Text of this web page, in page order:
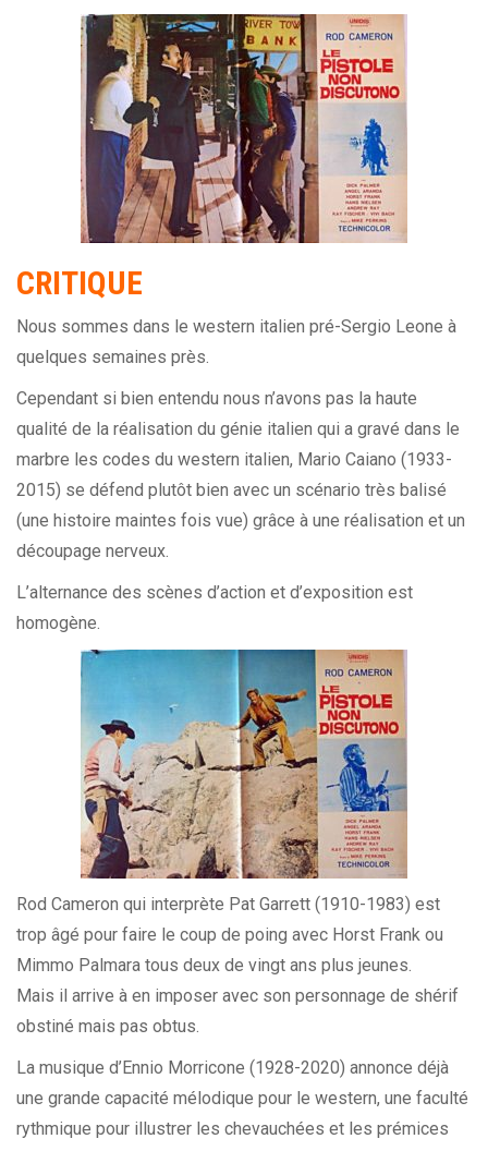
CRITIQUE
Nous sommes dans le western italien pré-Sergio Leone à
quelques semaines près.
Cependant si bien entendu nous n’avons pas la haute
qualité de la réalisation du génie italien qui a gravé dans le
marbre les codes du western italien, Mario Caiano (1933-
2015) se défend plutôt bien avec un scénario très balisé
(une histoire maintes fois vue) grâce à une réalisation et un
découpage nerveux.
L’alternance des scènes d’action et d’exposition est
homogène.
Rod Cameron qui interprète Pat Garrett (1910-1983) est
trop âgé pour faire le coup de poing avec Horst Frank ou
Mimmo Palmara tous deux de vingt ans plus jeunes.
Mais il arrive à en imposer avec son personnage de shérif
obstiné mais pas obtus.
La musique d’ Ennio Morricone (1928-2020) annonce déjà
une grande capacité mélodique pour le western, une faculté
rythmique pour illustrer les chevauchées et les prémices